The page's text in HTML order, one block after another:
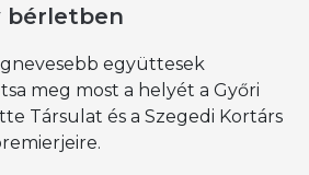
bérletben
együttesek
meg most a helyét a Győri
Társulat és a Szegedi Kortárs